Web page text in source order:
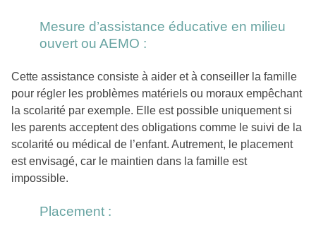
Mesure d’assistance éducative en milieu
ouvert ou AEMO :
Cette assistance consiste à aider et à conseiller la famille
pour régler les problèmes matériels ou moraux empêchant
la scolarité par exemple. Elle est possible uniquement si
les parents acceptent des obligations comme le suivi de la
scolarité ou médical de l’enfant. Autrement, le placement
est envisagé, car le maintien dans la famille est
impossible.
Placement :